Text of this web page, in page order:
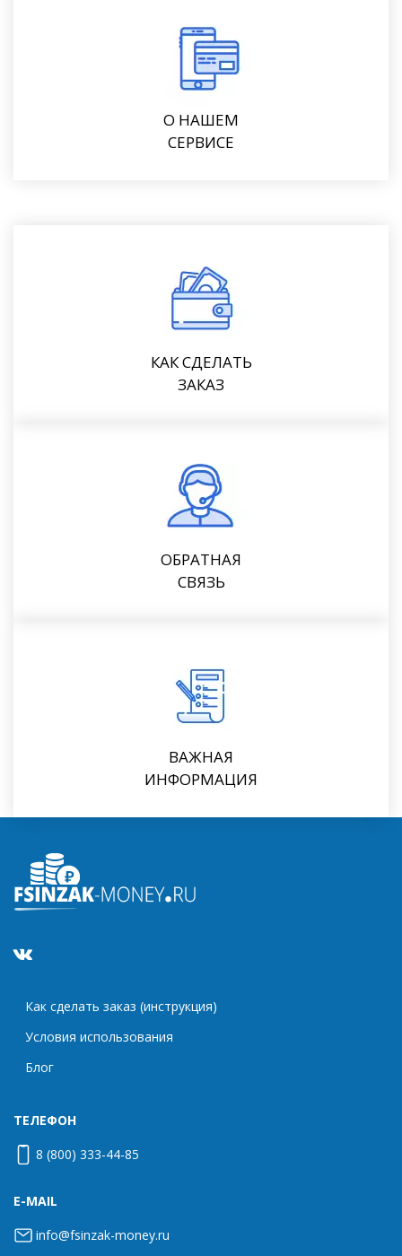
О НАШЕМ
СЕРВИСЕ
КАК СДЕЛАТЬ
ЗАКАЗ
ОБРАТНАЯ
СВЯЗЬ
ВАЖНАЯ
ИНФОРМАЦИЯ
Как сделать заказ (инструкция)
Условия использования
Блог
ТЕЛЕФОН
8 (800) 333-44-85
E-MAIL
info@fsinzak-money.ru